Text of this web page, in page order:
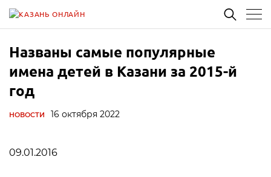
Названы самые популярные
имена детей в Казани за 2015-й
год
НОВОСТИ 16 октября 2022
09.01.2016